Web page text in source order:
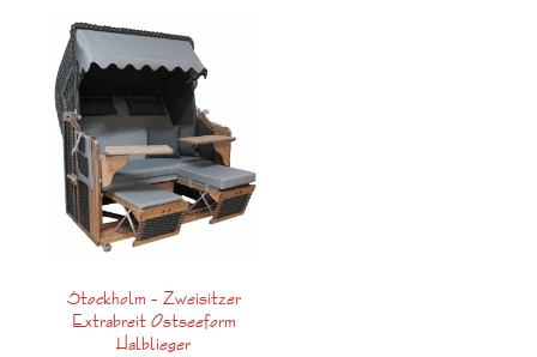
Stockholm – Zweisitzer
Extrabreit Ostseeform
Halblieger